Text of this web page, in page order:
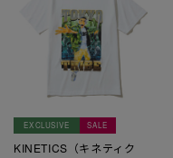
EXCLUSIVE SALE
KINETICS（キネティク